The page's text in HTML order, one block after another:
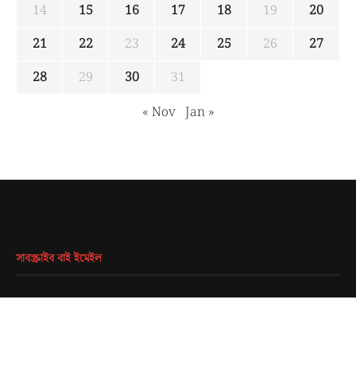
14
15 16 17 18 19
20
21
22 23 24 25 26
27
28
29 30
31
« Nov Jan »
সাবস্ক্রাইব বাই ইমেইল